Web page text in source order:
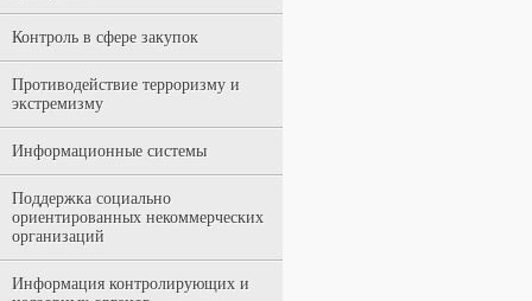
Контроль в сфере закупок
Противодействие терроризму и
экстремизму
Информационные системы
Поддержка социально
ориентированных некоммерческих
организаций
Информация контролирующих и